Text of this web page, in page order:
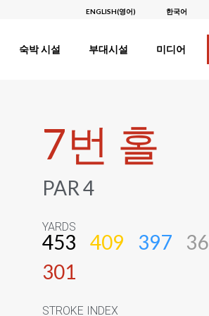
ENGLISH(영어) 한국어
숙박 시설 부대시설 미디어
7번 홀
PAR 4
YARDS
453 409 397
301
STROKE INDEX